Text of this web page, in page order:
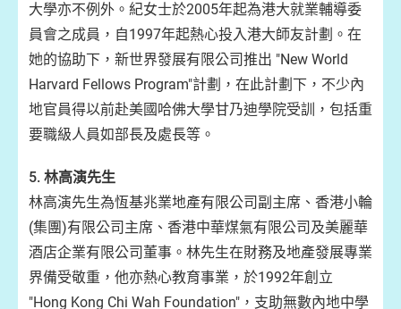
大學亦不例外。紀女士於2005年起為港大就業輔導委
員會之成員，自1997年起熱心投入港大師友計劃。在
她的協助下，新世界發展有限公司推出 "New World
Harvard Fellows Program"計劃，在此計劃下，不少內
地官員得以前赴美國哈佛大學甘乃迪學院受訓，包括重
要職級人員如部長及處長等。
5. 林高演先生
林高演先生為恆基兆業地產有限公司副主席、香港小輪
(集團)有限公司主席、香港中華煤氣有限公司及美麗華
酒店企業有限公司董事。林先生在財務及地產發展專業
界備受敬重，他亦熱心教育事業，於1992年創立
"Hong Kong Chi Wah Foundation"，支助無數內地中學